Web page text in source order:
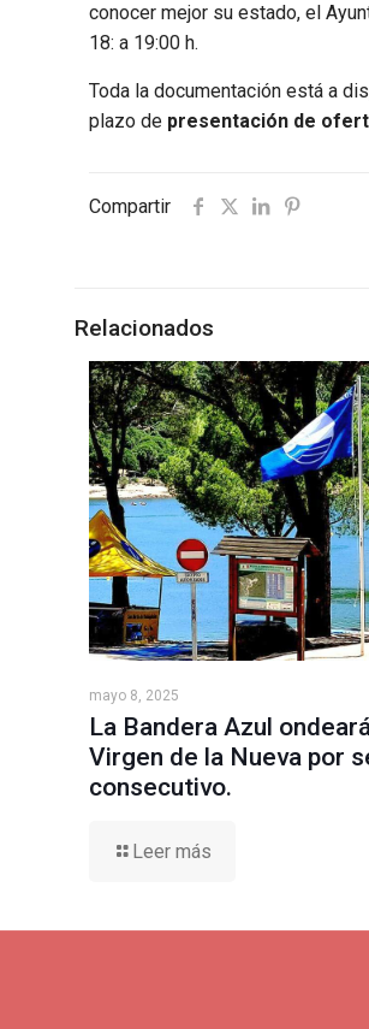
conocer mejor su estado, el
18: a 19:00 h.
Toda la documentación está a
plazo de presentación de
Compartir
Relacionados
mayo 8, 2025
La Bandera Azul
Virgen de la Nueva por
consecutivo.
Leer más